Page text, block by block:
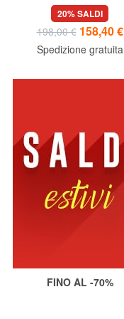
pelle da uomo
20% SALDI
198,00 € 158,40 €
Spedizione gratuita
FINO AL -70%